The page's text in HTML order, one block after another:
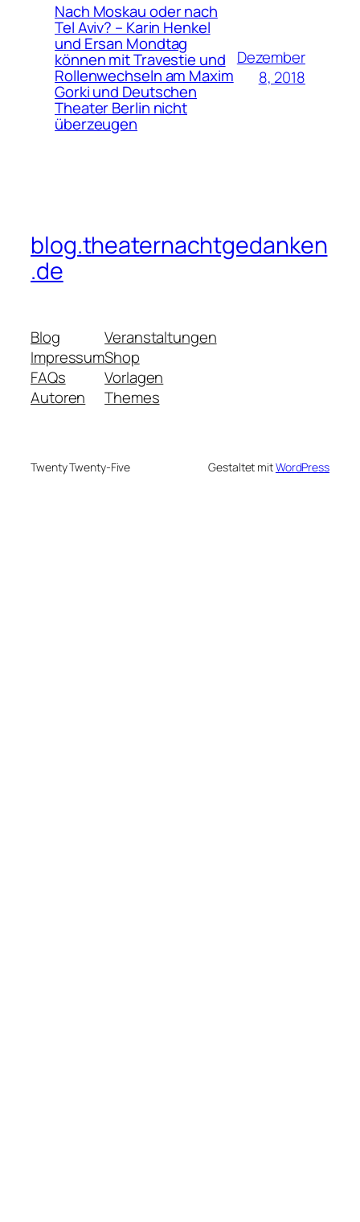
Nach Moskau oder nach
Tel Aviv? – Karin Henkel
und Ersan Mondtag
können mit Travestie und
Rollenwechseln am Maxim
Gorki und Deutschen
Theater Berlin nicht
überzeugen
Dezember
8, 2018
blog.theaternachtgedanken
.de
Blog
Impressum
FAQs
Autoren
Veranstaltungen
Shop
Vorlagen
Themes
Twenty Twenty-Five Gestaltet mitWordPress